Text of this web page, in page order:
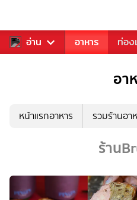
อ่าน
รวงการเพลง อาหาร ท่อง
อา
หน้าแรกอาหาร รวมร้านอา
ร้าน